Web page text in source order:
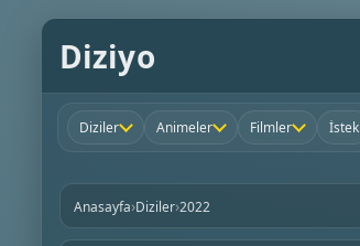
Diziyo
Diziler Animeler Filmler İstek
Anasayfa›Diziler›2022